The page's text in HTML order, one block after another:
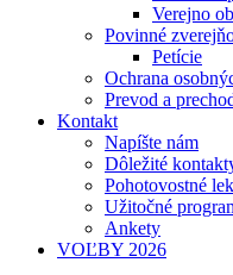
Verejno
Povinné
Petície
Ochrana
Prevod a
Kontakt
Napíšte nám
Dôležité
Pohotovostné
Užitočné
Ankety
VOĽBY 2026